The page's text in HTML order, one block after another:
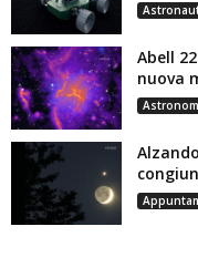
Abell
nuova